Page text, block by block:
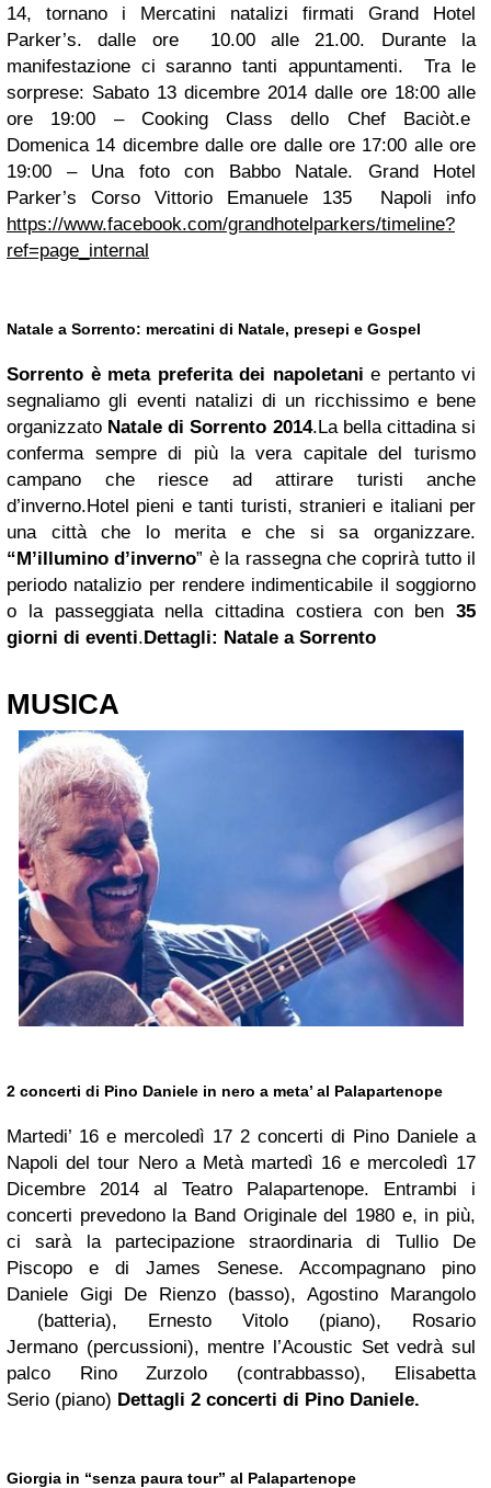
14, tornano i Mercatini natalizi firmati Grand Hotel
Parker’s. dalle ore 10.00 alle 21.00. Durante la
manifestazione ci saranno tanti appuntamenti. Tra le
sorprese: Sabato 13 dicembre 2014 dalle ore 18:00 alle
ore 19:00 – Cooking Class dello Chef Baciòt.e
Domenica 14 dicembre dalle ore dalle ore 17:00 alle ore
19:00 – Una foto con Babbo Natale. Grand Hotel
Parker’s Corso Vittorio Emanuele 135 Napoli info
https://www.facebook.com/grandhotelparkers/timeline?
ref=page_internal
Natale a Sorrento: mercatini di Natale, presepi e Gospel
Sorrento è meta preferita dei napoletani e pertanto vi
segnaliamo gli eventi natalizi di un ricchissimo e bene
organizzato Natale di Sorrento 2014.La bella cittadina si
conferma sempre di più la vera capitale del turismo
campano che riesce ad attirare turisti anche
d’inverno.Hotel pieni e tanti turisti, stranieri e italiani per
una città che lo merita e che si sa organizzare.
“M’illumino d’inverno” è la rassegna che coprirà tutto il
periodo natalizio per rendere indimenticabile il soggiorno
o la passeggiata nella cittadina costiera con ben 35
giorni di eventi. Dettagli: Natale a Sorrento
MUSICA
2 concerti di Pino Daniele in nero a meta’ al Palapartenope
Martedi’ 16 e mercoledì 17 2 concerti di Pino Daniele a
Napoli del tour Nero a Metà martedì 16 e mercoledì 17
Dicembre 2014 al Teatro Palapartenope. Entrambi i
concerti prevedono la Band Originale del 1980 e, in più,
ci sarà la partecipazione straordinaria di Tullio De
Piscopo e di James Senese. Accompagnano pino
Daniele Gigi De Rienzo (basso), Agostino Marangolo
(batteria), Ernesto Vitolo (piano), Rosario
Jermano (percussioni), mentre l’Acoustic Set vedrà sul
palco Rino Zurzolo (contrabbasso), Elisabetta
Serio (piano) Dettagli 2 concerti di Pino Daniele.
Giorgia in “senza paura tour” al Palapartenope